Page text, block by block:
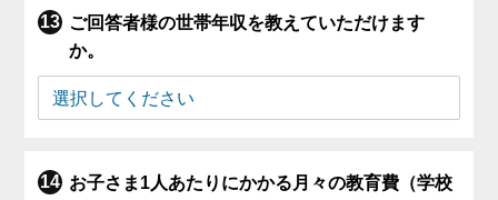
ご回答者様の世帯年収を教えていただけます
か。
お子さま1人あたりにかかる月々の教育費（学校